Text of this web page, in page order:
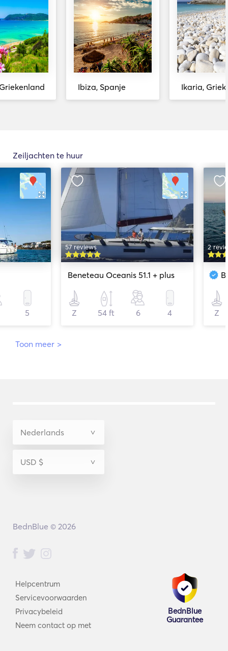
Ibiza, Spanje Ikaria,
Zeiljachten te huur
5
57 reviews
Beneteau Oceanis 51.1 + plus
Z 54 ft 6 4
2
Z
Toon meer >
Helpcentrum
Servicevoorwaarden
Privacybeleid
Neem contact op met
BednBlue
Guarantee
BednBlue © 2026